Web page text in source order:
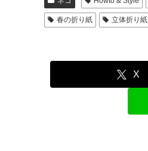
春の折り紙 立体折り紙
X